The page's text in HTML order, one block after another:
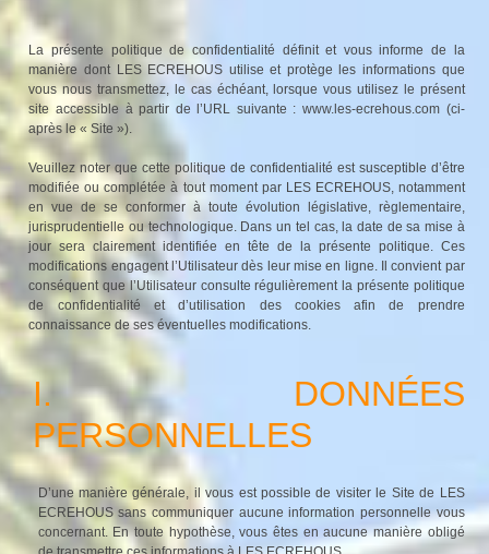
La présente politique de confidentialité définit et vous informe de la
manière dont LES ECREHOUS utilise et protège les informations que
vous nous transmettez, le cas échéant, lorsque vous utilisez le présent
site accessible à partir de l’URL suivante : www.les-ecrehous.com (ci-
après le « Site »).
Veuillez noter que cette politique de confidentialité est susceptible d’être
modifiée ou complétée à tout moment par LES ECREHOUS, notamment
en vue de se conformer à toute évolution législative, règlementaire,
jurisprudentielle ou technologique. Dans un tel cas, la date de sa mise à
jour sera clairement identifiée en tête de la présente politique. Ces
modifications engagent l’Utilisateur dès leur mise en ligne. Il convient par
conséquent que l’Utilisateur consulte régulièrement la présente politique
de confidentialité et d’utilisation des cookies afin de prendre
connaissance de ses éventuelles modifications.
I. DONNÉES
PERSONNELLES
D’une manière générale, il vous est possible de visiter le Site de LES
ECREHOUS sans communiquer aucune information personnelle vous
concernant. En toute hypothèse, vous êtes en aucune manière obligé